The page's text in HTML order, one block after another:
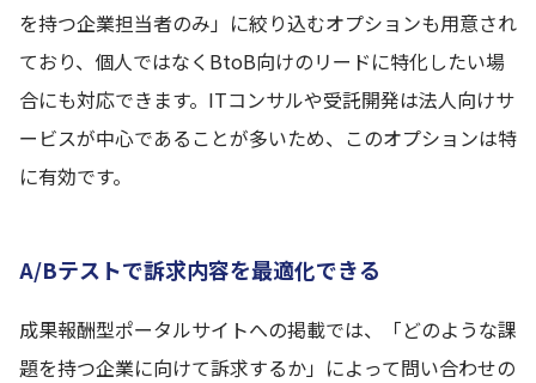
を持つ企業担当者のみ」に絞り込むオプションも用意され
ており、個人ではなくBtoB向けのリードに特化したい場
合にも対応できます。ITコンサルや受託開発は法人向けサ
ービスが中心であることが多いため、このオプションは特
に有効です。
A/Bテストで訴求内容を最適化できる
成果報酬型ポータルサイトへの掲載では、「どのような課
題を持つ企業に向けて訴求するか」によって問い合わせの